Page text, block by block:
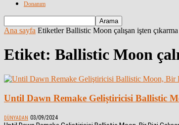
Donanım
Ana sayfa Etiketler Ballistic Moon çalışan işten çıkarma
Etiket: Ballistic Moon
Until Dawn Remake Geliştiricisi Ballistic
DÜNYADAN 03/09/2024